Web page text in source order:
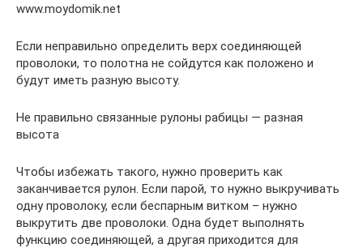
www.moydomik.net
Если неправильно определить верх соединяющей
проволоки, то полотна не сойдутся как положено и
будут иметь разную высоту.
Не правильно связанные рулоны рабицы — разная
высота
Чтобы избежать такого, нужно проверить как
заканчивается рулон. Если парой, то нужно выкручивать
одну проволоку, если беспарным витком – нужно
выкрутить две проволоки. Одна будет выполнять
функцию соединяющей, а другая приходится для